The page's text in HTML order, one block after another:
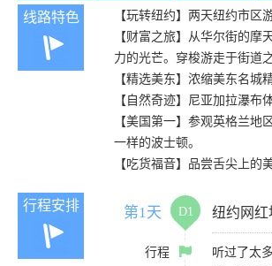
线路特色
【玩转纽约】两天纽约市
【财富之旅】从华尔街的
力的光芒。穿梭游走于街道
【精选美东】浓缩美东名
【自然奇迹】尼亚加拉瀑布
【美国第一】参观英格兰
一样的波士顿。
【吃货福音】品尝舌尖上
行程安排 第1天 D1 纽约网红
行程
听过了太